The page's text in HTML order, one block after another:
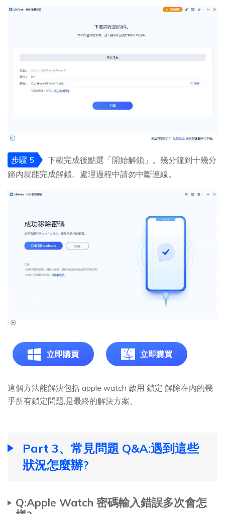
步驟 5
下載完成後點選「開始解鎖」。幾分鐘到十幾分
鐘內就能完成解鎖。處理過程中請勿中斷連線。
立即購買 立即購買
這個方法能解決包括 apple watch 啟用 鎖定 解除在內的幾
乎所有鎖定問題,是最終的解決方案。
Part 3、常見問題 Q&A:遇到這些
狀況怎麼辦?
Q:Apple Watch 密碼輸入錯誤多次會怎